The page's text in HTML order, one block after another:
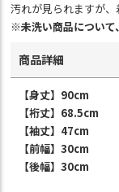
汚れが見られますが、
※未洗い商品について
商品詳細
【身丈】90cm
【裄丈】68.5cm
【袖丈】47cm
【前幅】30cm
【後幅】30cm